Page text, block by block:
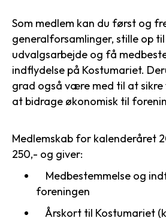
Som medlem kan du først og
generalforsamlinger, stille op
udvalgsarbejde og få
indflydelse på Kostumariet.
grad også være med til at sikre
at bidrage økonomisk til
Medlemskab for kalenderåret
250,- og giver:
Medbestemmelse og
foreningen
Årskort til Kostumariet